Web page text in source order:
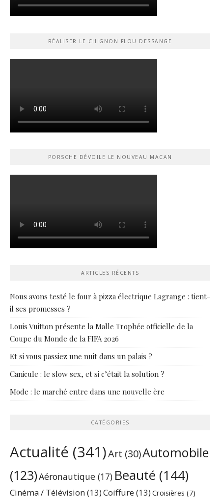
RÉALISER LE CHIGNON FLOU DESSANGE
PORSCHE DÉVOILE LE NOUVEAU MACAN
ARTICLES RÉCENTS
Nous avons testé le four à pizza électrique Lagrange : tient-
il ses promesses ?
Louis Vuitton présente la Malle Trophée officielle de la
Coupe du Monde de la FIFA 2026
Et si vous passiez une nuit dans un palais ?
Canicule : le slow sex, et si c’était la solution ?
Mode : le marché entre dans une nouvelle ère
CATÉGORIES
Actualité (341)Art (30)Automobile
(123)Aéronautique (17) Beauté (144)
Cinéma / Télévision(13)Coiffure(13) Croisières (7)